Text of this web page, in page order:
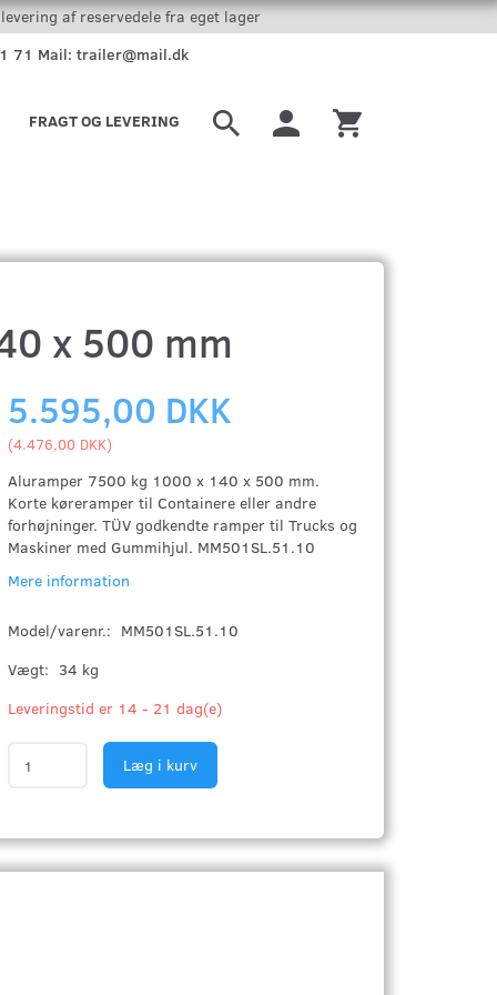
af reservedele fra eget lager
71 Mail: trailer@mail.dk
FRAGT OG LEVERING
x 500 mm
5.595,00 DKK
(4.476,00 DKK)
Aluramper 7500 kg 1000 x 140 x 500 mm.
Korte køreramper til Containere eller andre
forhøjninger. TÜV godkendte ramper til Trucks og
Maskiner med Gummihjul. MM501SL.51.10
Mere information
Model/varenr.: MM501SL.51.10
Vægt: 34 kg
Leveringstid er 14 - 21 dag(e)
Læg i kurv